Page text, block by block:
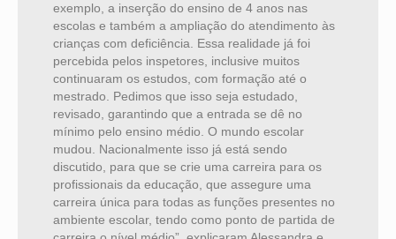
exemplo, a inserção do ensino de 4 anos nas
escolas e também a ampliação do atendimento às
crianças com deficiência. Essa realidade já foi
percebida pelos inspetores, inclusive muitos
continuaram os estudos, com formação até o
mestrado. Pedimos que isso seja estudado,
revisado, garantindo que a entrada se dê no
mínimo pelo ensino médio. O mundo escolar
mudou. Nacionalmente isso já está sendo
discutido, para que se crie uma carreira para os
profissionais da educação, que assegure uma
carreira única para todas as funções presentes no
ambiente escolar, tendo como ponto de partida de